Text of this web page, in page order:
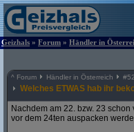
Geizhals » Forum » Händler in
^ Forum Händler in Österreich #
Welches ETWAS hab ihr
Nachdem am 22. bzw. 23
vor dem 24ten auspacken